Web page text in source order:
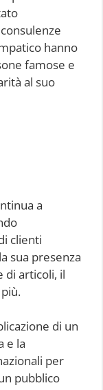
hanno
famose e
al suo
a
clienti
sua presenza
di articoli, il
di un
e la
per
pubblico